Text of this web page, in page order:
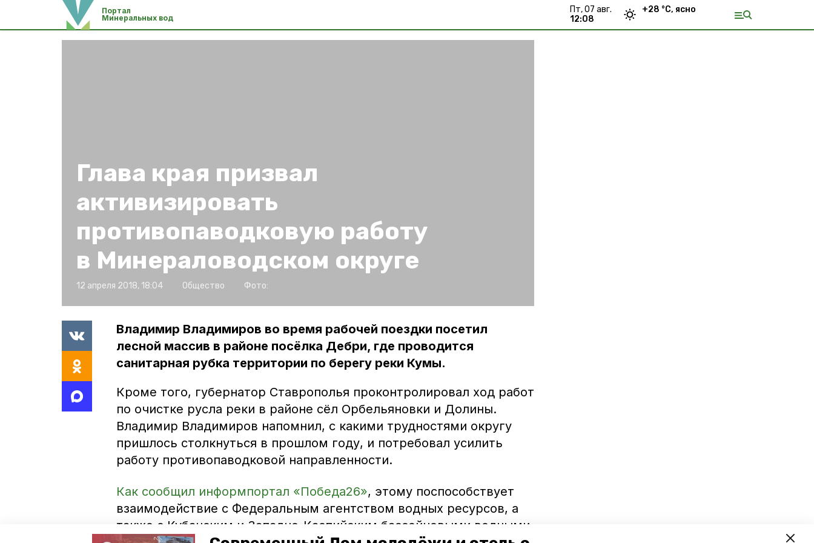
Портал
Минеральных вод
пт, 07 авг.
12:08
+28 °С, ясно
Глава края призвал
активизировать
противопаводковую работу
в Минераловодском округе
12 апреля 2018, 18:04 Общество Фото:
Владимир Владимиров во время рабочей поездки посетил
лесной массив в районе посёлка Дебри, где проводится
санитарная рубка территории по берегу реки Кумы.
Кроме того, губернатор Ставрополья проконтролировал ход работ
по очистке русла реки в районе сёл Орбельяновки и Долины.
Владимир Владимиров напомнил, с какими трудностями округу
пришлось столкнуться в прошлом году, и потребовал усилить
работу противопаводковой направленности.
Как сообщил информпортал «Победа26», этому поспособствует
взаимодействие с Федеральным агентством водных ресурсов, а
также с Кубанским и Западно-Каспийским бассейновыми водными